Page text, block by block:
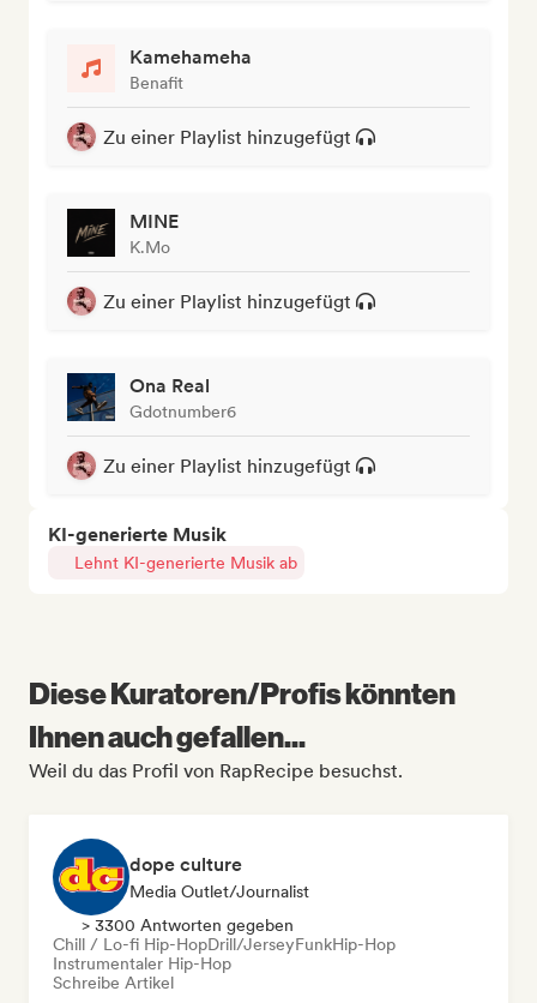
Kamehameha
Benafit
Zu einer Playlist hinzugefügt
MINE
K.Mo
Zu einer Playlist hinzugefügt
Ona Real
Gdotnumber6
Zu einer Playlist hinzugefügt
KI-generierte Musik
Lehnt KI-generierte Musik ab
Diese Kuratoren/Profis könnten
Ihnen auch gefallen...
Weil du das Profil von RapRecipe besuchst.
dope culture
Media Outlet/Journalist
> 3300 Antworten gegeben
Chill / Lo-fi Hip-HopDrill/JerseyFunkHip-Hop
Instrumentaler Hip-Hop
Schreibe Artikel